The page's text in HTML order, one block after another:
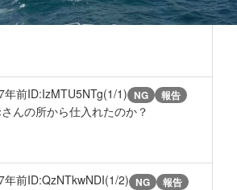
年前ID:IzMTU5NTg(1/1) NG 報告
んの所から仕入れたのか？
年前ID:QzNTkwNDI(1/2) NG 報告